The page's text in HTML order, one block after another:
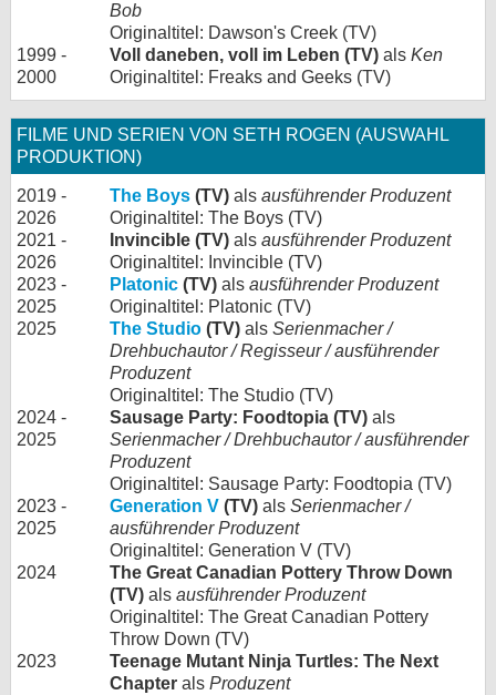
Bob
Originaltitel: Dawson's Creek (TV)
1999 -
2000
Voll daneben, voll im Leben (TV) als Ken
Originaltitel: Freaks and Geeks (TV)
FILME UND SERIEN VON SETH ROGEN (AUSWAHL
PRODUKTION)
2019 -
2026
The Boys (TV) als ausführender Produzent
Originaltitel: The Boys (TV)
2021 -
2026
Invincible (TV) als ausführender Produzent
Originaltitel: Invincible (TV)
2023 -
2025
Platonic (TV) als ausführender Produzent
Originaltitel: Platonic (TV)
2025
The Studio (TV) als Serienmacher /
Drehbuchautor / Regisseur / ausführender
Produzent
Originaltitel: The Studio (TV)
2024 -
2025
Sausage Party: Foodtopia (TV) als
Serienmacher / Drehbuchautor / ausführender
Produzent
Originaltitel: Sausage Party: Foodtopia (TV)
2023 -
2025
Generation V (TV) als Serienmacher /
ausführender Produzent
Originaltitel: Generation V (TV)
2024
The Great Canadian Pottery Throw Down
(TV) als ausführender Produzent
Originaltitel: The Great Canadian Pottery
Throw Down (TV)
2023
Teenage Mutant Ninja Turtles: The Next
Chapter als Produzent